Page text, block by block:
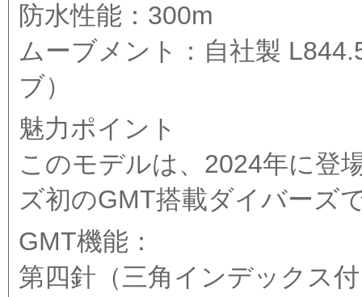
防水性能：300m
ムーブメント：自社製
ブ）
魅力ポイント
このモデルは、2024年に登
ズ初のGMT搭載ダイバーズ
GMT機能：
第四針（三角インデックス